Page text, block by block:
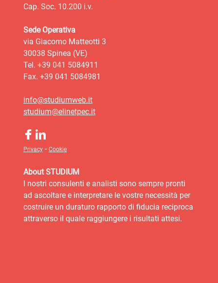
Cap. Soc. 10.200 i.v.
Sede Operativa
via Giacomo Matteotti 3
30038 Spinea (VE)
Tel. +39 041 5084911
Fax. +39 041 5084981
info@studiumweb.it
studium@elinetpec.it
Privacy - Cookie
About STUDIUM
I nostri consulenti e analisti sono sempre pronti
ad ascoltare e interpretare le vostre necessità per
costruire un duraturo rapporto di fiducia reciproca
attraverso il quale raggiungere i risultati attesi.